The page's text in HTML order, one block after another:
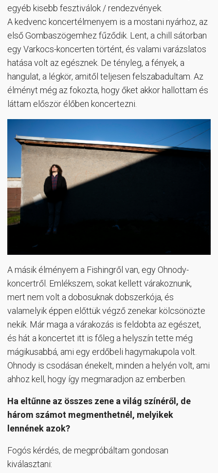
egyéb kisebb fesztiválok / rendezvények.
A kedvenc koncertélmenyem is a mostani nyárhoz, az
első Gombaszögemhez fűződik. Lent, a chill sátorban
egy Varkocs-koncerten történt, és valami varázslatos
hatása volt az egésznek. De tényleg, a fények, a
hangulat, a légkör, amitől teljesen felszabadultam. Az
élményt még az fokozta, hogy őket akkor hallottam és
láttam először élőben koncertezni.
A másik élményem a Fishingről van, egy Ohnody-
koncertről. Emlékszem, sokat kellett várakoznunk,
mert nem volt a dobosuknak dobszerkója, és
valamelyik éppen előttük végző zenekar kölcsönözte
nekik. Már maga a várakozás is feldobta az egészet,
és hát a koncertet itt is főleg a helyszín tette még
mágikusabbá, ami egy erdőbeli hagymakupola volt.
Ohnody is csodásan énekelt, minden a helyén volt, ami
ahhoz kell, hogy így megmaradjon az emberben.
Ha eltűnne az összes zene a világ színéről, de
három számot megmenthetnél, melyikek
lennének azok?
Fogós kérdés, de megpróbáltam gondosan
kiválasztani: